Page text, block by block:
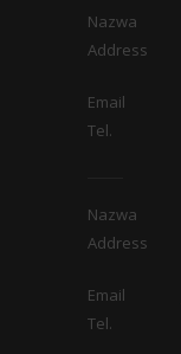
Nazwa
Address
Email
Tel.
Nazwa
Address
Email
Tel.